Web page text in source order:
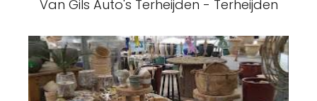
Van Gils Auto's Terheijden - Terheijden